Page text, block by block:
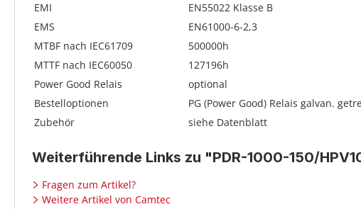
EMI
EN55022 Klasse B
EMS
EN61000-6-2,3
MTBF nach IEC61709
500000h
MTTF nach IEC60050
127196h
Power Good Relais
optional
Bestelloptionen
PG (Power Good) Relais galvan.
Zubehör
siehe Datenblatt
Weiterführende Links zu "PDR-1000-150/
Fragen zum Artikel?
Weitere Artikel von Camtec